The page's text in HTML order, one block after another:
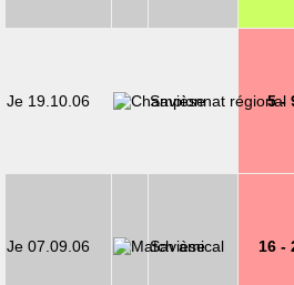
Je 19.10.06 Savièse 5 -
Je 07.09.06 Savièse 16 -